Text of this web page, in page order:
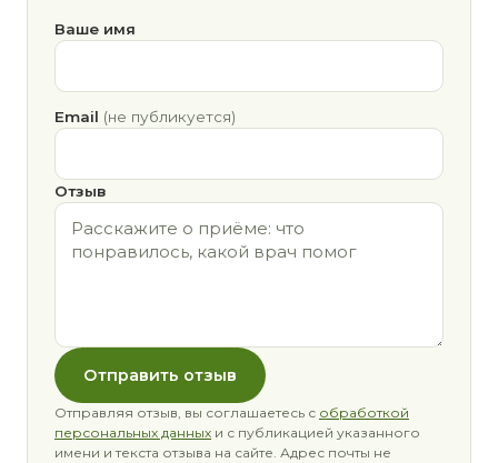
Ваше имя
Email (не публикуется)
Отзыв
Отправить отзыв
Отправляя отзыв, вы соглашаетесь с обработкой
персональных данных и с публикацией указанного
имени и текста отзыва на сайте. Адрес почты не